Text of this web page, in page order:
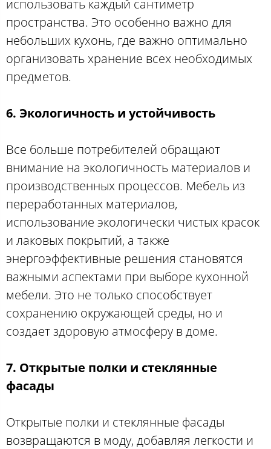
использовать каждый сантиметр
пространства. Это особенно важно для
небольших кухонь, где важно оптимально
организовать хранение всех необходимых
предметов.
6. Экологичность и устойчивость
Все больше потребителей обращают
внимание на экологичность материалов и
производственных процессов. Мебель из
переработанных материалов,
использование экологически чистых красок
и лаковых покрытий, а также
энергоэффективные решения становятся
важными аспектами при выборе кухонной
мебели. Это не только способствует
сохранению окружающей среды, но и
создает здоровую атмосферу в доме.
7. Открытые полки и стеклянные
фасады
Открытые полки и стеклянные фасады
возвращаются в моду, добавляя легкости и